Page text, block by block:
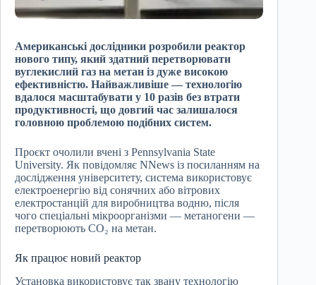
Американські дослідники розробили реактор
нового типу, який здатний перетворювати
вуглекислий газ на метан із дуже високою
ефективністю. Найважливіше — технологію
вдалося масштабувати у 10 разів без втрати
продуктивності, що довгий час залишалося
головною проблемою подібних систем.
Проєкт очолили вчені з Pennsylvania State
University. Як повідомляє NNews із посиланням на
дослідження університету, система використовує
електроенергію від сонячних або вітрових
електростанцій для виробництва водню, після
чого спеціальні мікроорганізми — метаногени —
перетворюють CO₂ на метан.
Як працює новий реактор
Установка використовує так звану технологію